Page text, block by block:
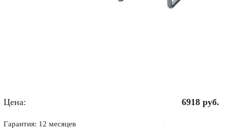
Цена: 6918 руб.
Гарантия: 12 месяцев